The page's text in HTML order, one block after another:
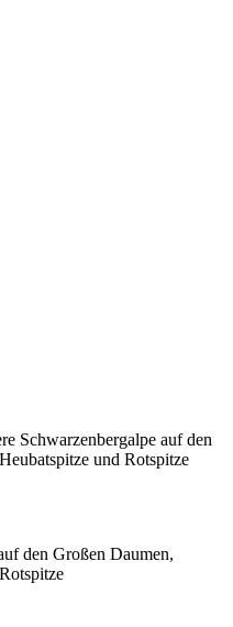
den Großen Daumen,